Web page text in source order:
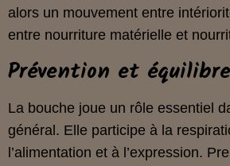
alors un mouvement entre
entre nourriture matérielle et
Prévention et
La bouche joue un rôle essentiel
général. Elle participe à la
l’alimentation et à l’expression.